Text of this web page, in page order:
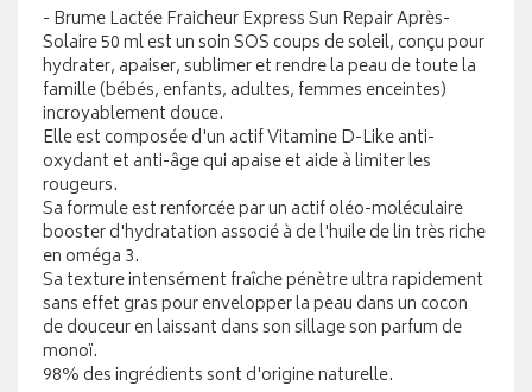
- Brume Lactée Fraicheur Express Sun Repair Après-
Solaire 50 ml est un soin SOS coups de soleil, conçu pour
hydrater, apaiser, sublimer et rendre la peau de toute la
famille (bébés, enfants, adultes, femmes enceintes)
incroyablement douce.
Elle est composée d'un actif Vitamine D-Like anti-
oxydant et anti-âge qui apaise et aide à limiter les
rougeurs.
Sa formule est renforcée par un actif oléo-moléculaire
booster d'hydratation associé à de l'huile de lin très riche
en oméga 3.
Sa texture intensément fraîche pénètre ultra rapidement
sans effet gras pour envelopper la peau dans un cocon
de douceur en laissant dans son sillage son parfum de
monoï.
98% des ingrédients sont d'origine naturelle.